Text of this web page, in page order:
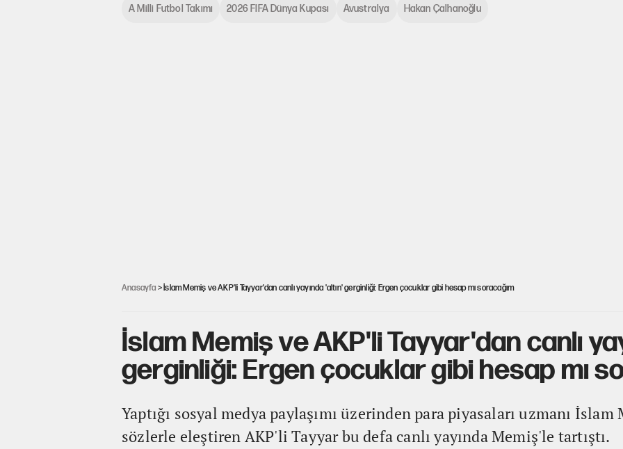
A Milli Futbol Takımı 2026 FIFA Dünya Kupası Avustralya Hakan Çalhanoğlu
Anasayfa > İslam Memiş ve AKP'li Tayyar'dan canlı yayında 'altın' gerginliği: Ergen çocuklar gibi hesap mı soracağım
İslam Memiş ve AKP'li Tayyar'dan canlı
gerginliği: Ergen çocuklar gibi hesap mı
Yaptığı sosyal medya paylaşımı üzerinden para piyasaları uzmanı
sözlerle eleştiren AKP'li Tayyar bu defa canlı yayında Memiş'le tartıştı.